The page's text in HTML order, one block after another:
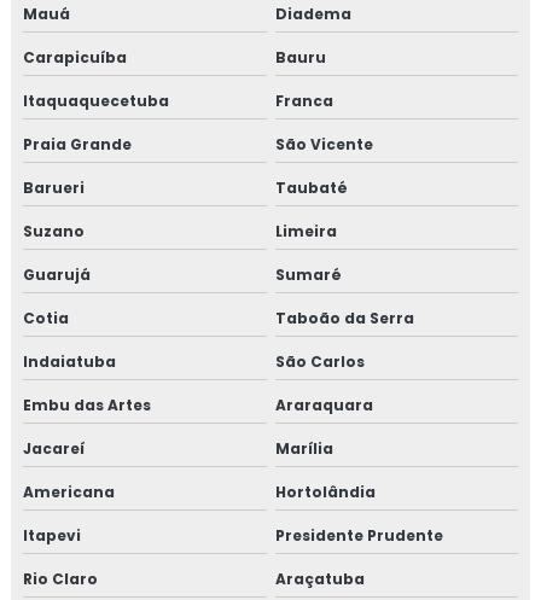
Mauá Diadema
Carapicuíba Bauru
Itaquaquecetuba Franca
Praia Grande São Vicente
Barueri Taubaté
Suzano Limeira
Guarujá Sumaré
Cotia Taboão da Serra
Indaiatuba São Carlos
Embu das Artes Araraquara
Jacareí Marília
Americana Hortolândia
Itapevi Presidente Prudente
Rio Claro Araçatuba